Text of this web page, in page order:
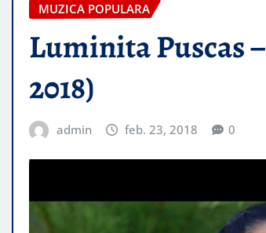
MUZICA POPULARA
Luminita Puscas
2018)
admin feb. 23, 2018 0